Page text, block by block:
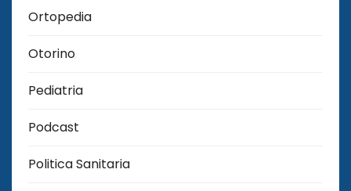
Ortopedia
Otorino
Pediatria
Podcast
Politica Sanitaria